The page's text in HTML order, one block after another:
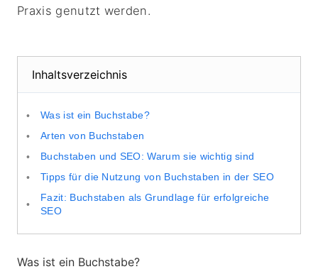
Praxis genutzt werden.
Inhaltsverzeichnis
Was ist ein Buchstabe?
Arten von Buchstaben
Buchstaben und SEO: Warum sie wichtig sind
Tipps für die Nutzung von Buchstaben in der SEO
Fazit: Buchstaben als Grundlage für erfolgreiche
SEO
Was ist ein Buchstabe?